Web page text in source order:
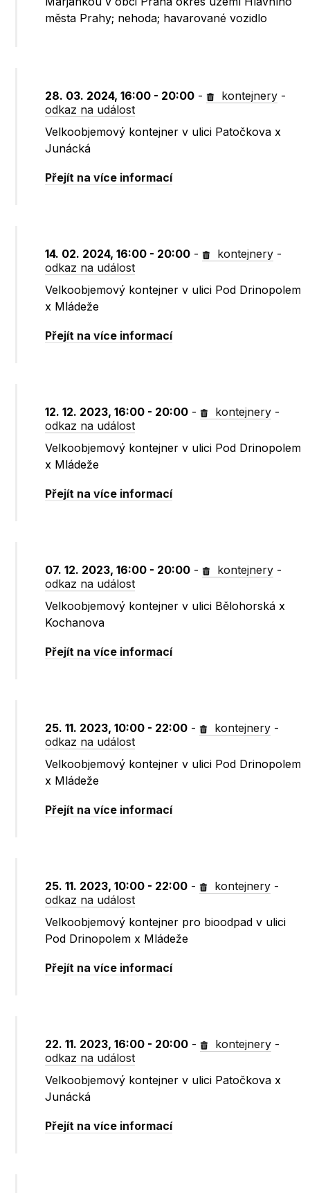
města Prahy; nehoda; havarované vozidlo
28. 03. 2024, 16:00 - 20:00 - kontejnery -
odkaz na událost
Velkoobjemový kontejner v ulici Patočkova x
Junácká
Přejít na více informací
14. 02. 2024, 16:00 - 20:00 - kontejnery -
odkaz na událost
Velkoobjemový kontejner v ulici Pod Drinopolem
x Mládeže
Přejít na více informací
12. 12. 2023, 16:00 - 20:00 - kontejnery -
odkaz na událost
Velkoobjemový kontejner v ulici Pod Drinopolem
x Mládeže
Přejít na více informací
07. 12. 2023, 16:00 - 20:00 - kontejnery -
odkaz na událost
Velkoobjemový kontejner v ulici Bělohorská x
Kochanova
Přejít na více informací
25. 11. 2023, 10:00 - 22:00 - kontejnery -
odkaz na událost
Velkoobjemový kontejner v ulici Pod Drinopolem
x Mládeže
Přejít na více informací
25. 11. 2023, 10:00 - 22:00 - kontejnery -
odkaz na událost
Velkoobjemový kontejner pro bioodpad v ulici
Pod Drinopolem x Mládeže
Přejít na více informací
22. 11. 2023, 16:00 - 20:00 - kontejnery -
odkaz na událost
Velkoobjemový kontejner v ulici Patočkova x
Junácká
Přejít na více informací